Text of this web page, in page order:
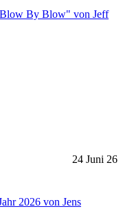
24 Juni 26